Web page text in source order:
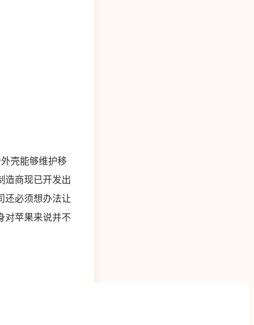
壳能够维护移
造商现已开发出
还必须想办法让
对苹果来说并不